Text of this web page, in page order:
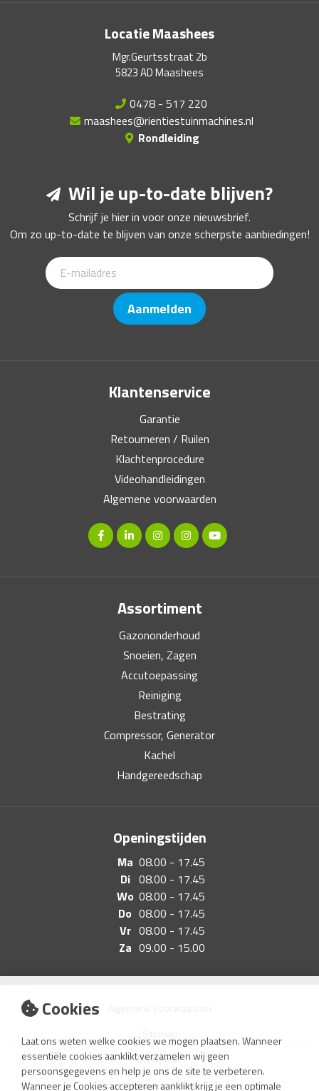
Cookies
Laat ons weten welke cookies we mogen plaatsen. Wanneer
essentiële cookies aanklikt verzamelen wij geen
persoonsgegevens en help je ons de site te verbeteren.
Wanneer je Cookies accepteren aanklikt krijg je een optimale
Locatie Maashees
Mgr.Geurtsstraat 2b
5823 AD Maashees
0478 - 517 220
maashees@rientiestuinmachines.nl
Rondleiding
Wil je up-to-date blijven?
Schrijf je hier in voor onze nieuwsbrief.
Om zo up-to-date te blijven van onze scherpste aanbiedingen!
Aanmelden
Klantenservice
Garantie
Retourneren / Ruilen
Klachtenprocedure
Videohandleidingen
Algemene voorwaarden
Assortiment
Gazononderhoud
Snoeien, Zagen
Accutoepassing
Reiniging
Bestrating
Compressor, Generator
Kachel
Handgereedschap
Openingstijden
Ma 08.00 - 17.45
Di 08.00 - 17.45
Wo 08.00 - 17.45
Do 08.00 - 17.45
Vr 08.00 - 17.45
Za 09.00 - 15.00
Disclaimer
Privacyverklaring